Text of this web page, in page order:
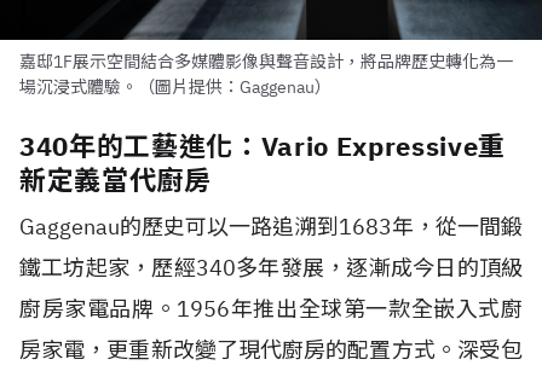
嘉邸1F展示空間結合多媒體影像與聲音設計，將品牌歷史轉化為一
場沉浸式體驗。（圖片提供：Gaggenau）
340年的工藝進化：Vario Expressive重
新定義當代廚房
Gaggenau的歷史可以一路追溯到1683年，從一間鍛
鐵工坊起家，歷經340多年發展，逐漸成今日的頂級
廚房家電品牌。1956年推出全球第一款全嵌入式廚
房家電，更重新改變了現代廚房的配置方式。深受包